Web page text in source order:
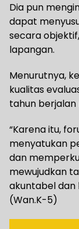
Dia pun
dapat
secara
lapangan.
Menurutnya,
kualitas
tahun
“Karena itu,
menyatukan
dan
mewujudkan
akuntabel dan
(Wan.K-5)